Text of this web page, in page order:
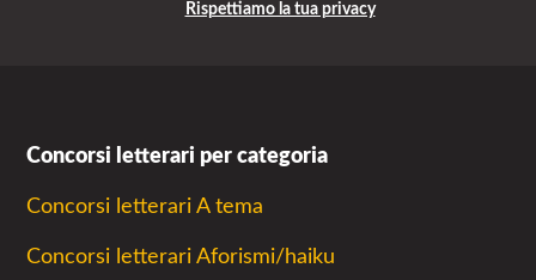
Rispettiamo la tua privacy
Concorsi letterari per categoria
Concorsi letterari A tema
Concorsi letterari Aforismi/haiku